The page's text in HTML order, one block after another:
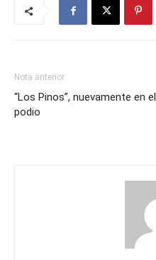
Nota anterior
“Los Pinos”, nuevamente en el
podio